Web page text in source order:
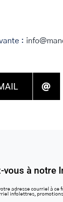
:
vous à notre
adresse courriel à ce
infolettres,